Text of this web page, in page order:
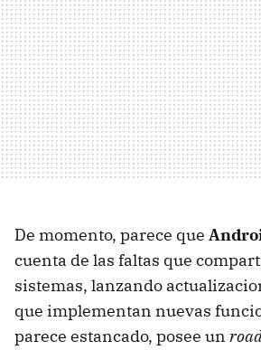
De momento, parece que
cuenta de las faltas que
sistemas, lanzando
que implementan nuevas
parece estancado, posee un